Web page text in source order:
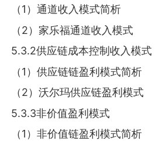
（1）通道收入模式简析
（2）家乐福通道收入模式
5.3.2供应链成本控制收入模式
（1）供应链链盈利模式简析
（2）沃尔玛供应链盈利模式
5.3.3非价值盈利模式
（1）非价值链盈利模式简析